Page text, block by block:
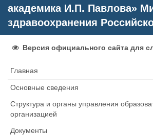
академика И.П. Павлова»
здравоохранения
Версия официального сайта для
Главная
Основные сведения
Структура и органы управления
организацией
Документы